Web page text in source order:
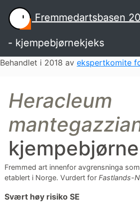
Fremmedartsbasen
- kjempebjørnekjeks
Behandlet i 2018 av ekspertkomite
Heracleum
Fremmed art innenfor avgrensninga
etablert i Norge. Vurdert for Fastlands-
Svært høy risiko SE